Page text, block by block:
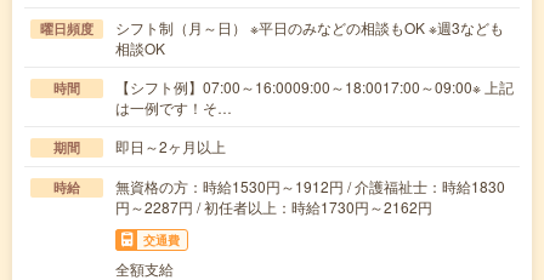
曜日頻度
シフト制（月～日） ※平日のみなどの相談もOK ※週3なども
相談OK
時間
【シフト例】07:00～16:0009:00～18:0017:00～09:00※ 上記
は一例です！そ…
期間 即日～2ヶ月以上
時給
無資格の方：時給1530円～1912円 / 介護福祉士：時給1830
円～2287円 / 初任者以上：時給1730円～2162円
交通費
全額支給